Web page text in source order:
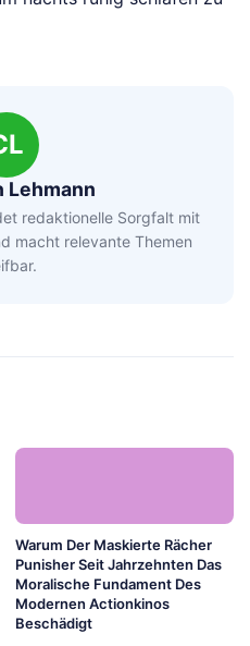
Lehmann
redaktionelle Sorgfalt mit
macht relevante Themen
Warum Der Maskierte Rächer
Punisher Seit Jahrzehnten Das
Moralische Fundament Des
Modernen Actionkinos
Beschädigt